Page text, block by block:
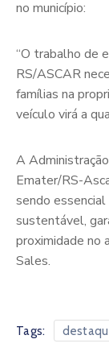
no município:
“O trabalho de
RS/ASCAR
famílias na
veículo virá a
A
Emater/RS-
sendo
sustentável,
proximidade no
Sales.
Tags: